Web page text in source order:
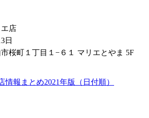
店
日
桜町１丁目１−６１ マリエとやま 5F
情報まとめ2021年版（日付順）